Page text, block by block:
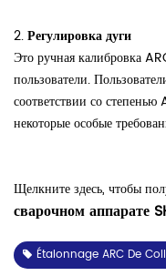
2.Регулировка дуги
Это ручная калибровка
пользователи.
соответствии со
некоторые особые
Щелкните здесь, чтобы
сварочном аппарате
Étalonnage ARC De